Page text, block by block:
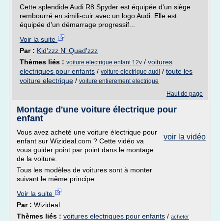
Cette splendide Audi R8 Spyder est équipée d'un siège
rembourré en simili-cuir avec un logo Audi. Elle est
équipée d'un démarrage progressif...
Voir la suite
Par : Kid'zzz N' Quad'zzz
Thèmes liés : voiture electrique enfant 12v / voitures
electriques pour enfants / voiture electrique audi / toute les
voiture electrique / voiture entierement electrique
Haut de page
Montage d'une voiture électrique pour
enfant
voir la vidéo
Vous avez acheté une voiture électrique pour
enfant sur Wizideal.com ? Cette vidéo va
vous guider point par point dans le montage
de la voiture.
Tous les modèles de voitures sont à monter
suivant le même principe.
Voir la suite
Par : Wizideal
Thèmes liés : voitures electriques pour enfants / acheter